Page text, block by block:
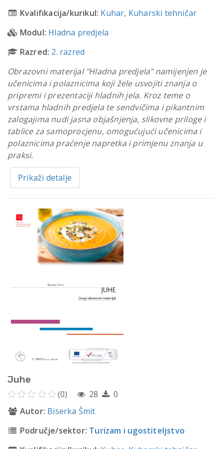
Kvalifikacija/kurikul: Kuhar, Kuharski tehničar
Modul: Hladna predjela
Razred: 2. razred
Obrazovni materijal "Hladna predjela" namijenjen je
učenicima i polaznicima koji žele usvojiti znanja o
pripremi i prezentaciji hladnih jela. Kroz teme o
vrstama hladnih predjela te sendvičima i pikantnim
zalogajima nudi jasna objašnjenja, slikovne priloge i
tablice za samoprocjenu, omogućujući učenicima i
polaznicima praćenje napretka i primjenu znanja u
praksi.
Prikaži detalje
Juhe
(0) 28
0
Autor: Biserka Šmit
Područje/sektor: Turizam i ugostiteljstvo